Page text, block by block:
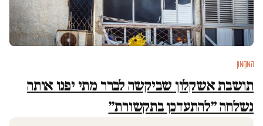
המקומון
תושבת אשקלון שביקשה לברר מתי יפנו אותה
נשלחה ״להתעדכן בתקשורת״